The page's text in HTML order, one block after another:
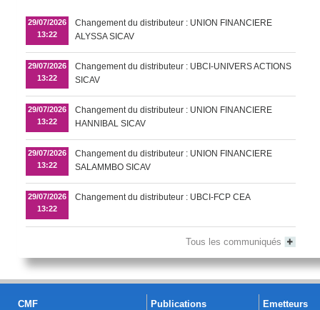
29/07/2026
13:22
Changement du distributeur : UNION FINANCIERE
ALYSSA SICAV
29/07/2026
13:22
Changement du distributeur : UBCI-UNIVERS ACTIONS
SICAV
29/07/2026
13:22
Changement du distributeur : UNION FINANCIERE
HANNIBAL SICAV
29/07/2026
13:22
Changement du distributeur : UNION FINANCIERE
SALAMMBO SICAV
29/07/2026
13:22
Changement du distributeur : UBCI-FCP CEA
Tous les communiqués
CMF Publications Emetteurs